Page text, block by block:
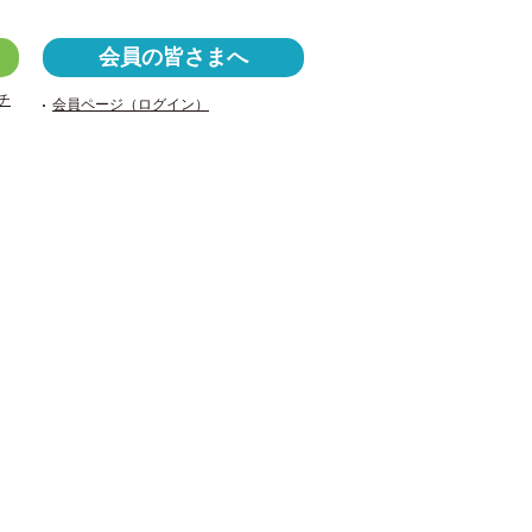
c
e
tt
er
er
n
会員の皆さまへ
会員ページ（ログイン）